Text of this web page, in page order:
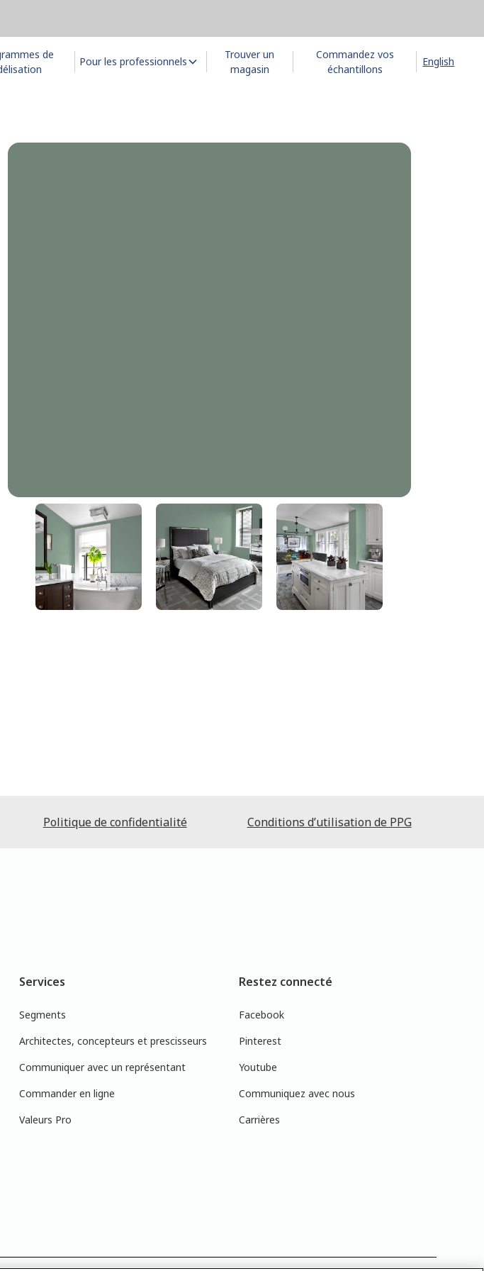
de
Pour les professionnels
Trouver un
magasin
Commandez vos
échantillons
English
Éclat De Calebasse
DLX1135-6
Politique de confidentialité Conditions d’utilisation de PPG
Services
Segments
Architectes, concepteurs et prescisseurs
Communiquer avec un représentant
Commander en ligne
Valeurs Pro
Restez connecté
Facebook
Pinterest
Youtube
Communiquez avec nous
Carrières